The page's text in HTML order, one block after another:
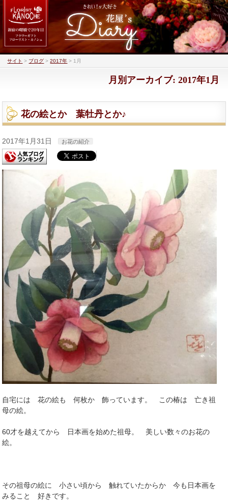
サイト > ブログ >2017年 > 1月
月別アーカイブ: 2017年1月
花の絵とか 葉牡丹とか♪
2017年1月31日 お花の紹介
自宅には 花の絵も 何枚か 飾っています。 この椿は 亡き祖
母の絵。
60才を越えてから 日本画を始めた祖母。 美しい数々のお花の
絵。
その祖母の絵に 小さい頃から 触れていたからか 今も日本画を
みること 好きです。